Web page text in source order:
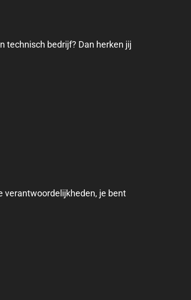
technisch bedrijf? Dan herken jij
verantwoordelijkheden, je bent